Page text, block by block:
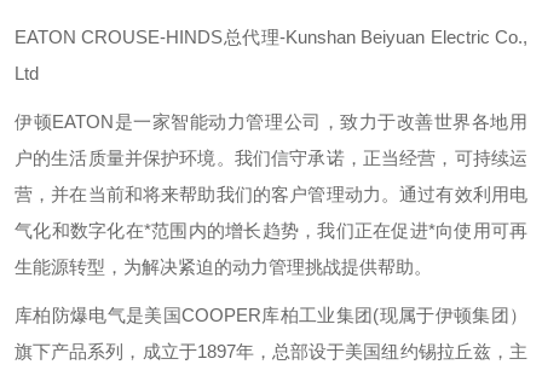
EATON CROUSE-HINDS总代理-Kunshan Beiyuan Electric Co.,
Ltd
伊顿EATON是一家智能动力管理公司，致力于改善世界各地用
户的生活质量并保护环境。我们信守承诺，正当经营，可持续运
营，并在当前和将来帮助我们的客户管理动力。通过有效利用电
气化和数字化在*范围内的增长趋势，我们正在促进*向使用可再
生能源转型，为解决紧迫的动力管理挑战提供帮助。
库柏防爆电气是美国COOPER库柏工业集团(现属于伊顿集团）
旗下产品系列，成立于1897年，总部设于美国纽约锡拉丘兹，主